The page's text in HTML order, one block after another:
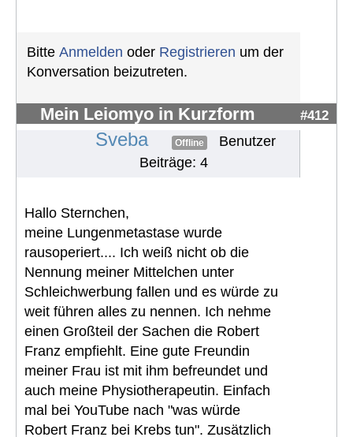
Bitte Anmelden oder Registrieren um der
Konversation beizutreten.
Mein Leiomyo in Kurzform #412
Sveba Offline
Benutzer
Beiträge: 4
Hallo Sternchen,
meine Lungenmetastase wurde
rausoperiert.... Ich weiß nicht ob die
Nennung meiner Mittelchen unter
Schleichwerbung fallen und es würde zu
weit führen alles zu nennen. Ich nehme
einen Großteil der Sachen die Robert
Franz empfiehlt. Eine gute Freundin
meiner Frau ist mit ihm befreundet und
auch meine Physiotherapeutin. Einfach
mal bei YouTube nach "was würde
Robert Franz bei Krebs tun". Zusätzlich